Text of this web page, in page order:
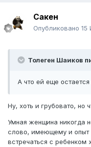
Сакен
Опубликовано 15
Толеген Шаиков
А что ей еще
Ну, хоть и грубовато, но
Умная женщина никогда
слово, имеющему и
встречаться с